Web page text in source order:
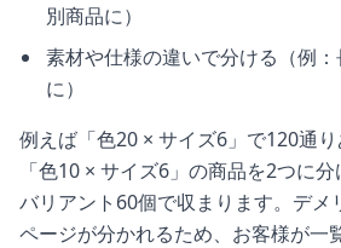
別商品に）
素材や仕様の違いで分ける（例
に）
例えば「色20 × サイズ6」で120通り
「色10 × サイズ6」の商品を2つに
バリアント60個で収まります。デメ
ページが分かれるため、お客様が一